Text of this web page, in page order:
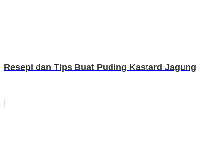
Resepi dan Tips Buat Puding Kastard Jagung